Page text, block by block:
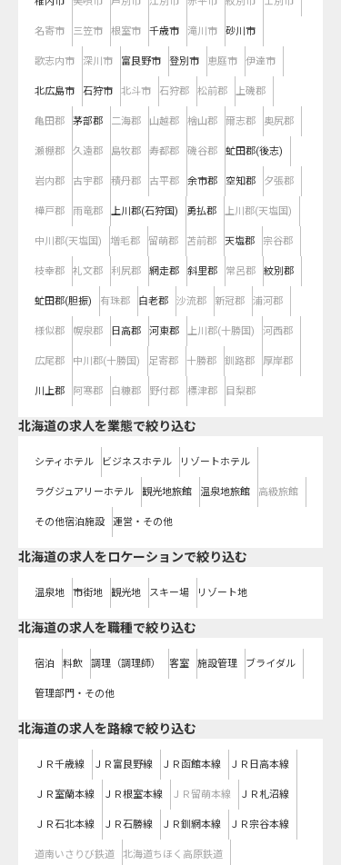
名寄市 三笠市 根室市 千歳市 滝川市 砂川市
歌志内市 深川市 富良野市 登別市 恵庭市 伊達市
北広島市 石狩市 北斗市 石狩郡 松前郡 上磯郡
亀田郡 茅部郡 二海郡 山越郡 檜山郡 爾志郡 奥尻郡
瀬棚郡 久遠郡 島牧郡 寿都郡 磯谷郡 虻田郡(後志)
岩内郡 古宇郡 積丹郡 古平郡 余市郡 空知郡 夕張郡
樺戸郡 雨竜郡 上川郡(石狩国) 勇払郡 上川郡(天塩国)
中川郡(天塩国) 増毛郡 留萌郡 苫前郡 天塩郡 宗谷郡
枝幸郡 礼文郡 利尻郡 網走郡 斜里郡 常呂郡 紋別郡
虻田郡(胆振) 有珠郡 白老郡 沙流郡 新冠郡 浦河郡
様似郡 幌泉郡 日高郡 河東郡 上川郡(十勝国) 河西郡
広尾郡 中川郡(十勝国) 足寄郡 十勝郡 釧路郡 厚岸郡
川上郡 阿寒郡 白糠郡 野付郡 標津郡 目梨郡
北海道の求人を業態で絞り込む
シティホテル ビジネスホテル リゾートホテル
ラグジュアリーホテル 観光地旅館 温泉地旅館 高級旅館
その他宿泊施設 運営・その他
北海道の求人をロケーションで絞り込む
温泉地 市街地 観光地 スキー場 リゾート地
北海道の求人を職種で絞り込む
宿泊 料飲 調理（調理師） 客室 施設管理 ブライダル
管理部門・その他
北海道の求人を路線で絞り込む
ＪＲ千歳線 ＪＲ富良野線 ＪＲ函館本線 ＪＲ日高本線
ＪＲ室蘭本線 ＪＲ根室本線 ＪＲ留萌本線 ＪＲ札沼線
ＪＲ石北本線 ＪＲ石勝線 ＪＲ釧網本線 ＪＲ宗谷本線
道南いさりび鉄道 北海道ちほく高原鉄道